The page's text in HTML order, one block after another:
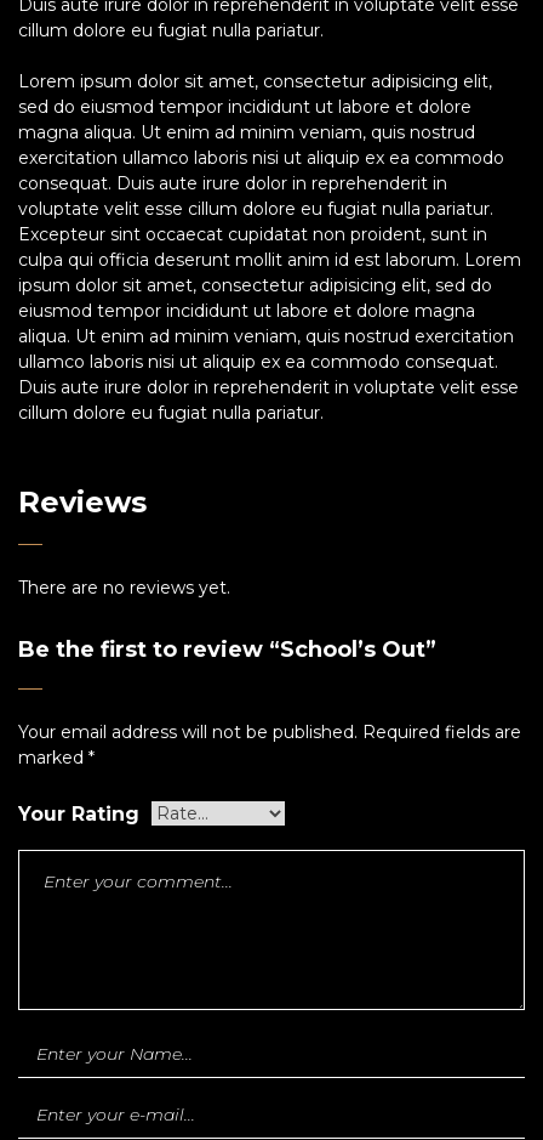
Duis aute irure dolor in reprehenderit in voluptate velit esse
cillum dolore eu fugiat nulla pariatur.
Lorem ipsum dolor sit amet, consectetur adipisicing elit,
sed do eiusmod tempor incididunt ut labore et dolore
magna aliqua. Ut enim ad minim veniam, quis nostrud
exercitation ullamco laboris nisi ut aliquip ex ea commodo
consequat. Duis aute irure dolor in reprehenderit in
voluptate velit esse cillum dolore eu fugiat nulla pariatur.
Excepteur sint occaecat cupidatat non proident, sunt in
culpa qui officia deserunt mollit anim id est laborum. Lorem
ipsum dolor sit amet, consectetur adipisicing elit, sed do
eiusmod tempor incididunt ut labore et dolore magna
aliqua. Ut enim ad minim veniam, quis nostrud exercitation
ullamco laboris nisi ut aliquip ex ea commodo consequat.
Duis aute irure dolor in reprehenderit in voluptate velit esse
cillum dolore eu fugiat nulla pariatur.
Reviews
There are no reviews yet.
Be the first to review “School’s Out”
Your email address will not be published. Required fields are
marked *
Your Rating